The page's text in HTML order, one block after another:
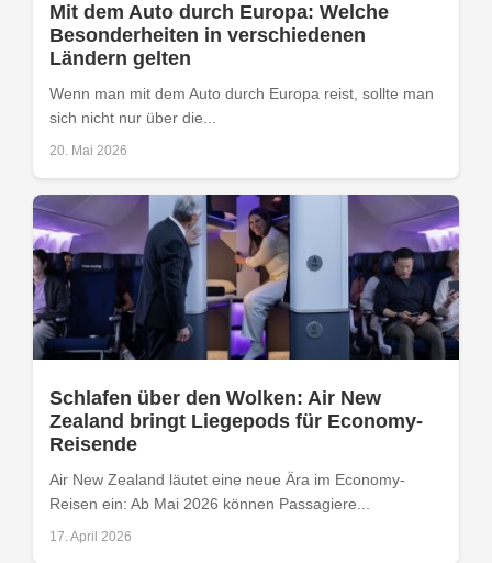
Mit dem Auto durch Europa: Welche
Besonderheiten in verschiedenen
Ländern gelten
Wenn man mit dem Auto durch Europa reist, sollte man
sich nicht nur über die...
20. Mai 2026
Schlafen über den Wolken: Air New
Zealand bringt Liegepods für Economy-
Reisende
Air New Zealand läutet eine neue Ära im Economy-
Reisen ein: Ab Mai 2026 können Passagiere...
17. April 2026